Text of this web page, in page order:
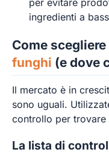
per evitare
ingredienti a
Come
funghi (e dove
Il mercato è in
sono uguali.
controllo per
La lista di